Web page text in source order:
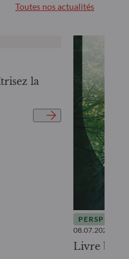
Toutes nos actualités
la
08.07.2026
Livre